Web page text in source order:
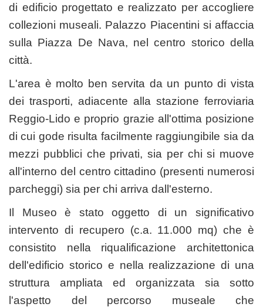
di edificio progettato e realizzato per accogliere
collezioni museali. Palazzo Piacentini si affaccia
sulla Piazza De Nava, nel centro storico della
città.
L'area è molto ben servita da un punto di vista
dei trasporti, adiacente alla stazione ferroviaria
Reggio-Lido e proprio grazie all'ottima posizione
di cui gode risulta facilmente raggiungibile sia da
mezzi pubblici che privati, sia per chi si muove
all'interno del centro cittadino (presenti numerosi
parcheggi) sia per chi arriva dall'esterno.
Il Museo è stato oggetto di un significativo
intervento di recupero (c.a. 11.000 mq) che è
consistito nella riqualificazione architettonica
dell'edificio storico e nella realizzazione di una
struttura ampliata ed organizzata sia sotto
l'aspetto del percorso museale che